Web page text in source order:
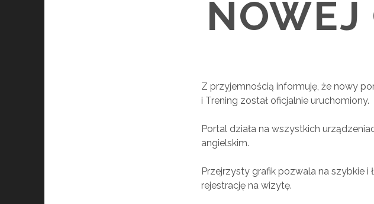
NOWEJ
Z przyjemnością informuję, że nowy
i Trening został oficjalnie uruchomiony.
Portal działa na wszystkich
angielskim.
Przejrzysty grafik pozwala na szybkie
rejestrację na wizytę.